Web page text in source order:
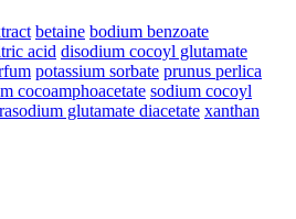
betaine bodium benzoate
acid disodium cocoyl glutamate
potassium sorbate prunus perlica
cocoamphoacetate sodium cocoyl
glutamate diacetate xanthan